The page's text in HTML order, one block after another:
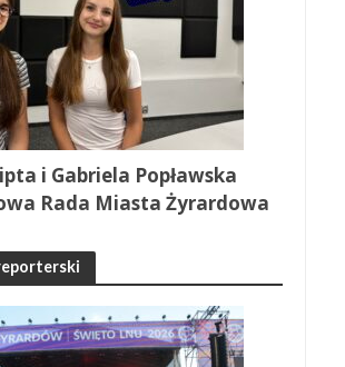
i Gabriela Popławska
Rada Miasta Żyrardowa